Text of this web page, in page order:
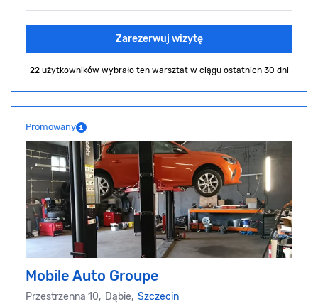
Zarezerwuj wizytę
22 użytkowników wybrało ten warsztat w ciągu ostatnich 30 dni
Promowany
Mobile Auto Groupe
Przestrzenna 10, Dąbie, Szczecin